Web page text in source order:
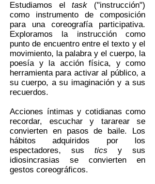
Estudiamos eltask ("instrucción")
como instrumento de composición
para una coreografía participativa.
Exploramos la instrucción como
punto de encuentro entre el texto y el
movimiento, la palabra y el cuerpo, la
poesía y la acción física, y como
herramienta para activar al público, a
su cuerpo, a su imaginación y a sus
recuerdos.
Acciones íntimas y cotidianas como
recordar, escuchar y tararear se
convierten en pasos de baile. Los
hábitos adquiridos por los
espectadores, sus tics y sus
idiosincrasias se convierten en
gestos coreográficos.